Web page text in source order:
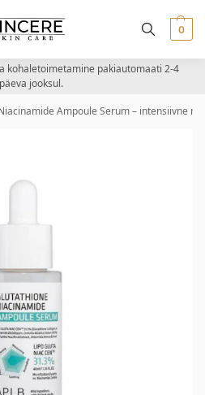
0
kohaletoimetamine pakiautomaati 2-4
jooksul.
Ampoule Serum – intensiivne